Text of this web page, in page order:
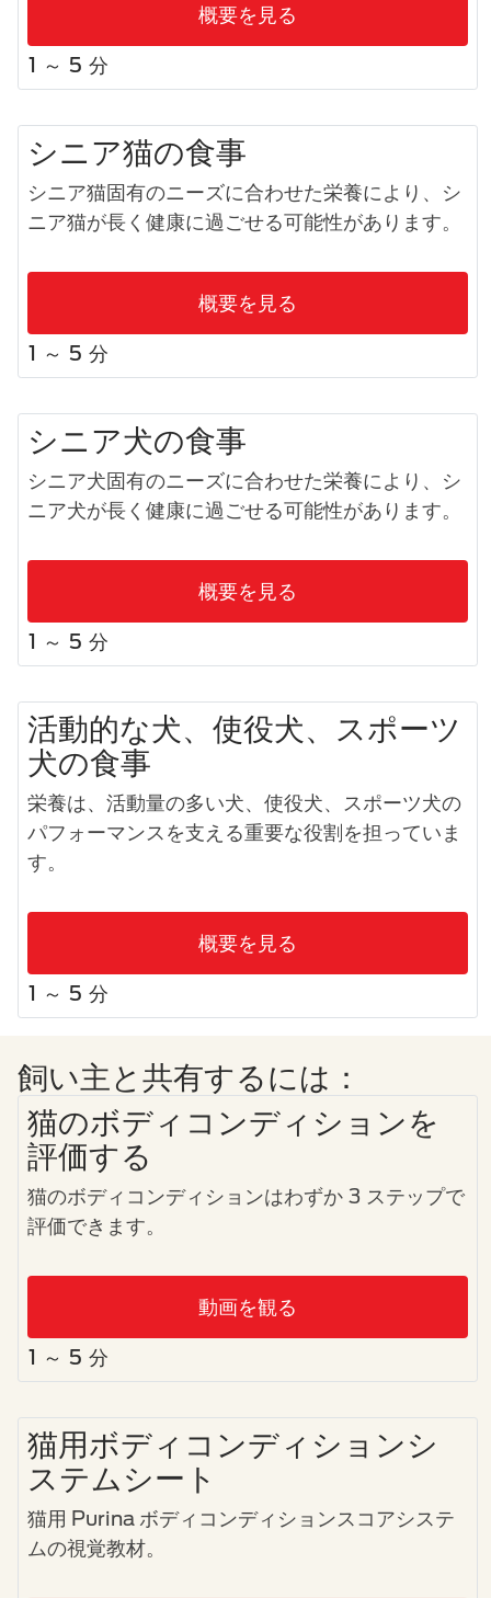
概要を見る
1 ～ 5 分
シニア猫の食事
シニア猫固有のニーズに合わせた栄養により、シ
ニア猫が長く健康に過ごせる可能性があります。
概要を見る
1 ～ 5 分
シニア犬の食事​
シニア犬固有のニーズに合わせた栄養により、シ
ニア犬が長く健康に過ごせる可能性があります。
概要を見る
1 ～ 5 分
活動的な犬、使役犬、スポーツ
犬の食事​
栄養は、活動量の多い犬、使役犬、スポーツ犬の
パフォーマンスを支える重要な役割を担っていま
す。
概要を見る
1 ～ 5 分
飼い主と共有するには：
猫のボディコンディションを
評価する
猫のボディコンディションはわずか 3 ステップで
評価できます。
動画を観る
1 ～ 5 分
猫用ボディコンディションシ
ステムシート
猫用 Purina ボディコンディションスコアシステ
ムの視覚教材。